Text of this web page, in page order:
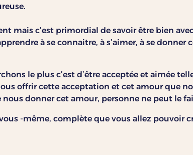
mais c’est primordial de savoir être bien
à se connaitre, à s’aimer, à se donner
le plus c’est d’être acceptée et aimée
offrir cette acceptation et cet amour que
donner cet amour, personne ne peut le
-même, complète que vous allez pouvoir